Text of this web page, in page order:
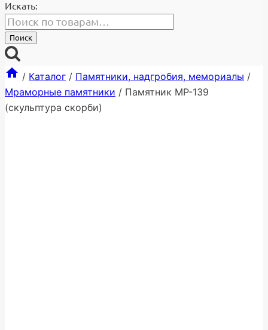
Искать:
Поиск
/ Каталог / Памятники, надгробия, мемориалы /
Мраморные памятники / Памятник МР-139
(скульптура скорби)